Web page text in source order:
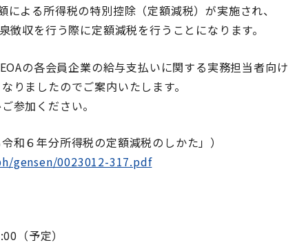
よる所得税の特別控除（定額減税）が実施され、
収を行う際に定額減税を行うことになります。
の各会員企業の給与支払いに関する実務担当者向け
りましたのでご案内いたします。
参加ください。
和６年分所得税の定額減税のしかた」）
gensen/0023012-317.pdf
（予定）